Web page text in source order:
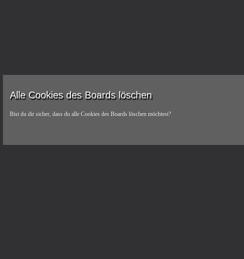
Alle Cookies des Boards löschen
Bist du dir sicher, dass du alle Cookies des Boards löschen möchtest?